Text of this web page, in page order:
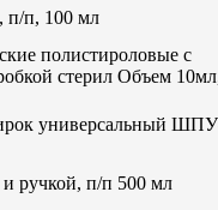
п/п, 100 мл
полистироловые с
стерил Объем
универсальный
ручкой, п/п 500 мл